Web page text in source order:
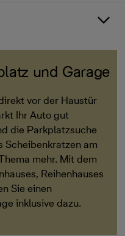
und Garage
vor der Haustür
Ihr Auto gut
die Parkplatzsuche
Scheibenkratzen am
mehr. Mit dem
Reihenhauses
Sie einen
inklusive dazu.